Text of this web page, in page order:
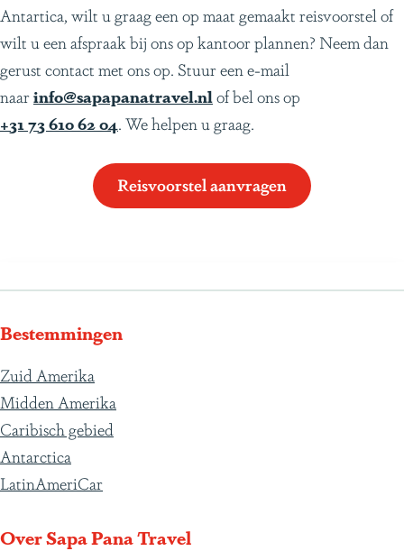
Antartica, wilt u graag een op maat gemaakt reisvoorstel of
wilt u een afspraak bij ons op kantoor plannen? Neem dan
gerust contact met ons op. Stuur een e-mail
naarinfo@sapapanatravel.nlof bel ons op
+31 73 610 62 04. We helpen u graag.
Reisvoorstel aanvragen
Bestemmingen
Zuid Amerika
Midden Amerika
Caribisch gebied
Antarctica
LatinAmeriCar
Over Sapa Pana Travel